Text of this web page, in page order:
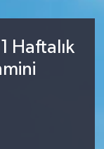
Haftalık